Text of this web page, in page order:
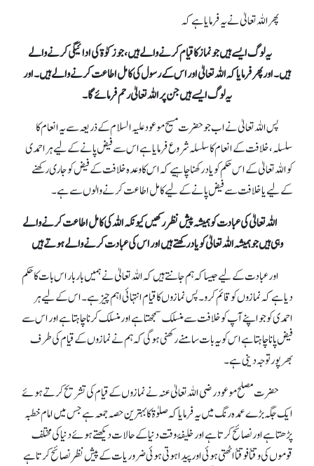
پھر اللہ تعالیٰ نے یہ فرمایا ہے کہ
یہ لوگ ایسے ہیں جو نماز کا قیام کرنے والے ہیں، جو زکوٰة کی ادائیگی کرنے والے
ہیں۔ اور پھر فرمایا کہ اللہ تعالیٰ اور اس کے رسول کی کامل اطاعت کرنے والے ہیں۔اور
یہ لوگ ایسے ہیں جن پر اللہ تعالیٰ رحم فرمائے گا۔
پس اللہ تعالیٰ نے اب جو حضرت مسیح موعود علیہ السلام کے ذریعہ سے یہ انعام کا
سلسلہ، خلافت کے انعام کا سلسلہ شروع فرمایا ہے اس سے فیض پانے کے لیے ہر احمدی
کو اللہ تعالیٰ کے اس حکم کو یاد رکھنا چاہیے کہ اس کا وعدہ خلافت کے فیض کو جاری رکھنے
کے لیے یا خلافت سے فیض پانے کے لیے کامل اطاعت کرنے والوں سے ہے۔
اللہ تعالیٰ کی عبادت کو ہمیشہ پیش نظر رکھیں کیونکہ اللہ کی کامل اطاعت کرنےوالے
وہی ہیں جو ہمیشہ اللہ تعالیٰ کو یاد رکھتے ہیں اور اس کی عبادت کرنے والے ہوتے ہیں
اور عبادت کے لیے جیسا کہ ہم جانتے ہیں کہ اللہ تعالیٰ نے ہمیں بار بار اس بات کا حکم
دیا ہے کہ نمازوں کو قائم کرو۔ پس نمازوں کا قیام انتہائی اہم چیز ہے۔ اس کے لیے ہر
احمدی کو جو اپنے آپ کو خلافت سے منسلک سمجھتا ہے اور منسلک کرنا چاہتا ہے اور اس سے
فیض پانا چاہتا ہے اس کو یہ بات سامنے رکھنی ہو گی کہ ہم نے نمازوں کے قیام کی طرف
بھرپور توجہ دینی ہے۔
حضرت مصلح موعود رضی اللہ تعالیٰ عنہ نے نمازوں کے قیام کی تشریح کرتے ہوئے
ایک جگہ بڑے عمدہ رنگ میں یہ فرمایا کہ صلوٰة کا بہترین حصہ جمعہ ہے جس میں امام خطبہ
پڑھتا ہے اور نصائح کرتا ہے اور خلیفۂ وقت دنیا کے حالات دیکھتے ہوئے دنیا کی مختلف
قوموں کی وقتاً فوقتاً اٹھتی ہوئی اور پیدا ہوتی ہوئی ضروریات کے پیش نظر نصائح کرتا ہے